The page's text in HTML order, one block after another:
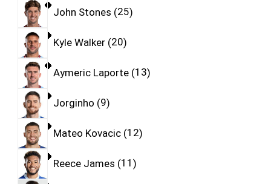
John Stones 25
Kyle Walker 20
Aymeric Laporte 13
Jorginho 9
Mateo Kovacic 12
Reece James 11